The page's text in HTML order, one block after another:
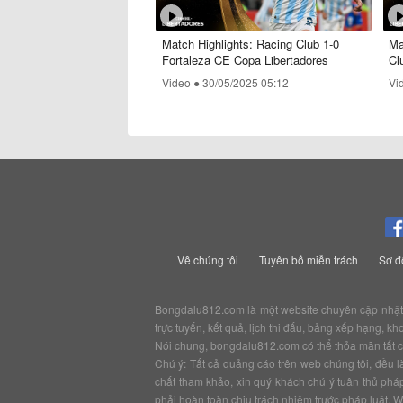
Match Highlights: Racing Club 1-0
Fortaleza CE Copa Libertadores
Video ●30/05/2025 05:12
Về chúng tôi Tuyên bố miễn trách Sơ
Bongdalu812.com là một website chuyên cập
trực tuyến, kết quả, lịch thi đấu, bảng xếp hạng,
Nói chung, bongdalu812.com có thể thỏa mãn tất
Chú ý: Tất cả quảng cáo trên web chúng tôi, đều
chất tham khảo, xin quý khách chú ý tuân thủ
phải hoàn toàn chịu trách nhiệm trước pháp luật.